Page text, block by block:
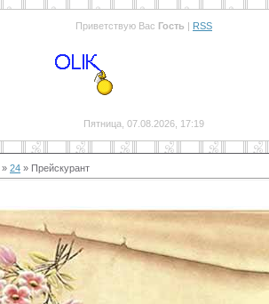
Приветствую Вас Гость | RSS
Пятница, 07.08.2026, 17:19
» 24 » Прейскурант